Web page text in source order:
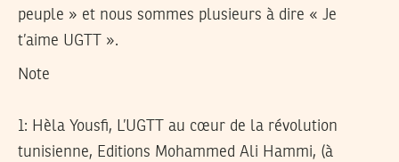
peuple » et nous sommes plusieurs à dire « Je
t’aime UGTT ».
Note
1: Hèla Yousfi, L’UGTT au cœur de la révolution
tunisienne, Editions Mohammed Ali Hammi, (à